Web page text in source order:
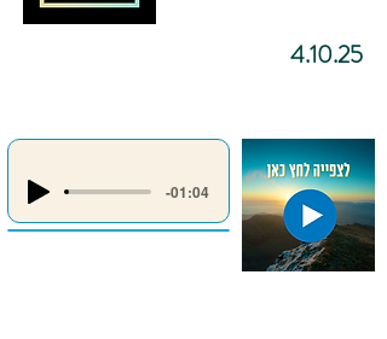
4.10.25
-01:04